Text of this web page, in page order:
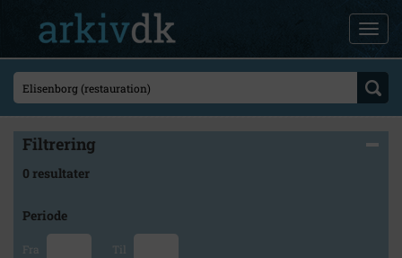
Filtrering
0 resultater
Periode
Fra Til